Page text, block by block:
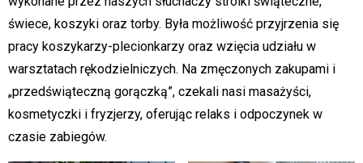
świece, koszyki oraz torby. Była możliwość przyjrzenia się
pracy koszykarzy-plecionkarzy oraz wzięcia udziału w
warsztatach rękodzielniczych. Na zmęczonych zakupami i
„przedświąteczną gorączką”, czekali nasi masażyści,
kosmetyczki i fryzjerzy, oferując relaks i odpoczynek w
czasie zabiegów.